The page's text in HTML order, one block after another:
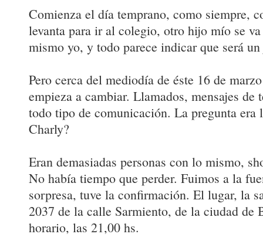
Comienza el día temprano, como siempre,
levanta para ir al colegio, otro hijo mío se
mismo yo, y todo parece indicar que será
Pero cerca del mediodía de éste 16 de
empieza a cambiar. Llamados, mensajes
todo tipo de comunicación. La pregunta era
Charly?
Eran demasiadas personas con lo mismo,
No había tiempo que perder. Fuimos a la
sorpresa, tuve la confirmación. El lugar, la
2037 de la calle Sarmiento, de la ciudad de
horario, las 21,00 hs.